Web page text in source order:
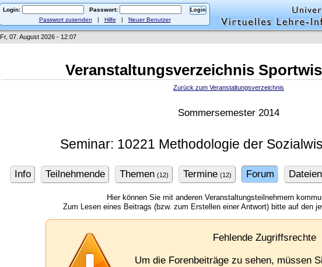
Login:
Passwort:
Passwort zusenden | Hilfe | Neuer Benutzer
Fr, 07. August 2026 - 12:07
Veranstaltungsverzeichnis
Zurück zum Veranstaltungsverzeichnis
Sommersemester 2014
Seminar: 10221 Methodologie der
Info Teilnehmende Themen (12) Termine (12) Forum Dateien
Hier können Sie mit anderen Veranstaltungsteilnehmern
Zum Lesen eines Beitrags (bzw. zum Erstellen einer Antwort) bitte auf den
Fehlende Zugriffsrechte
Um die Forenbeiträge zu sehen, müssen